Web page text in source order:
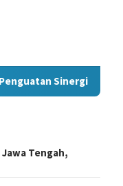
Sinergi Nasional
Tengah,